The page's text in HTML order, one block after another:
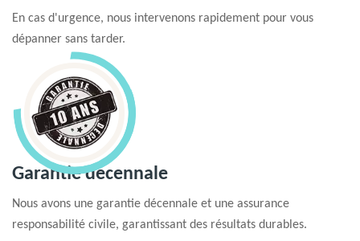
En cas d'urgence, nous intervenons rapidement pour vous
dépanner sans tarder.
Garantie decennale
Nous avons une garantie décennale et une assurance
responsabilité civile, garantissant des résultats durables.